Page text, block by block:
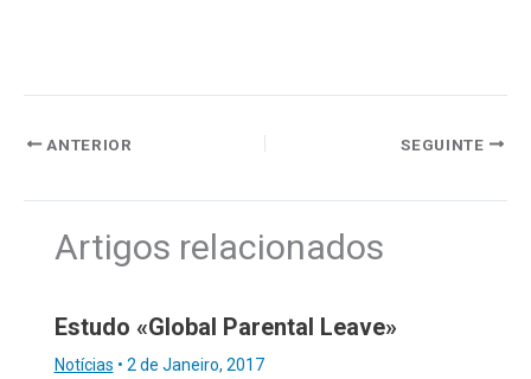
ANTERIOR SEGUINTE
Artigos relacionados
Estudo «Global Parental Leave»
Notícias • 2 de Janeiro, 2017